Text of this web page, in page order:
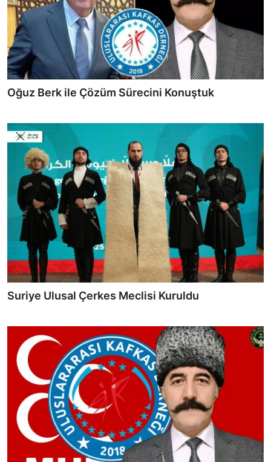
Oğuz Berk ile Çözüm Sürecini Konuştuk
Suriye Ulusal Çerkes Meclisi Kuruldu